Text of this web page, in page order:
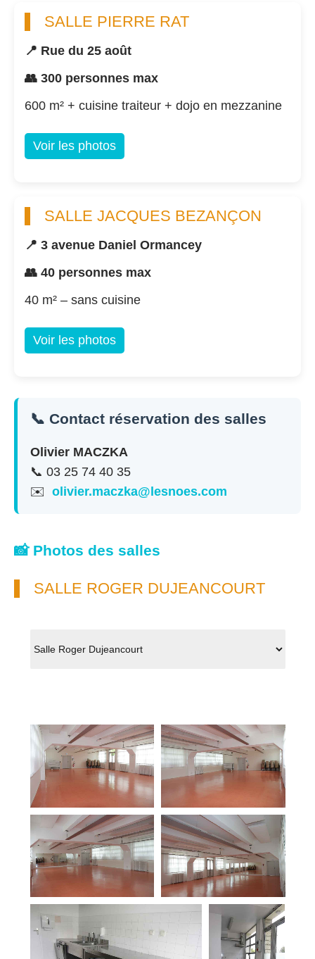
SALLE PIERRE RAT
📍 Rue du 25 août
👥 300 personnes max
600 m² + cuisine traiteur + dojo en mezzanine
Voir les photos
SALLE JACQUES BEZANÇON
📍 3 avenue Daniel Ormancey
👥 40 personnes max
40 m² – sans cuisine
Voir les photos
📞 Contact réservation des salles
Olivier MACZKA
📞 03 25 74 40 35
✉️ olivier.maczka@lesnoes.com
📸 Photos des salles
SALLE ROGER DUJEANCOURT